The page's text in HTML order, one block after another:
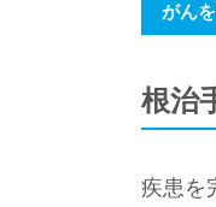
がん
根治
疾患を